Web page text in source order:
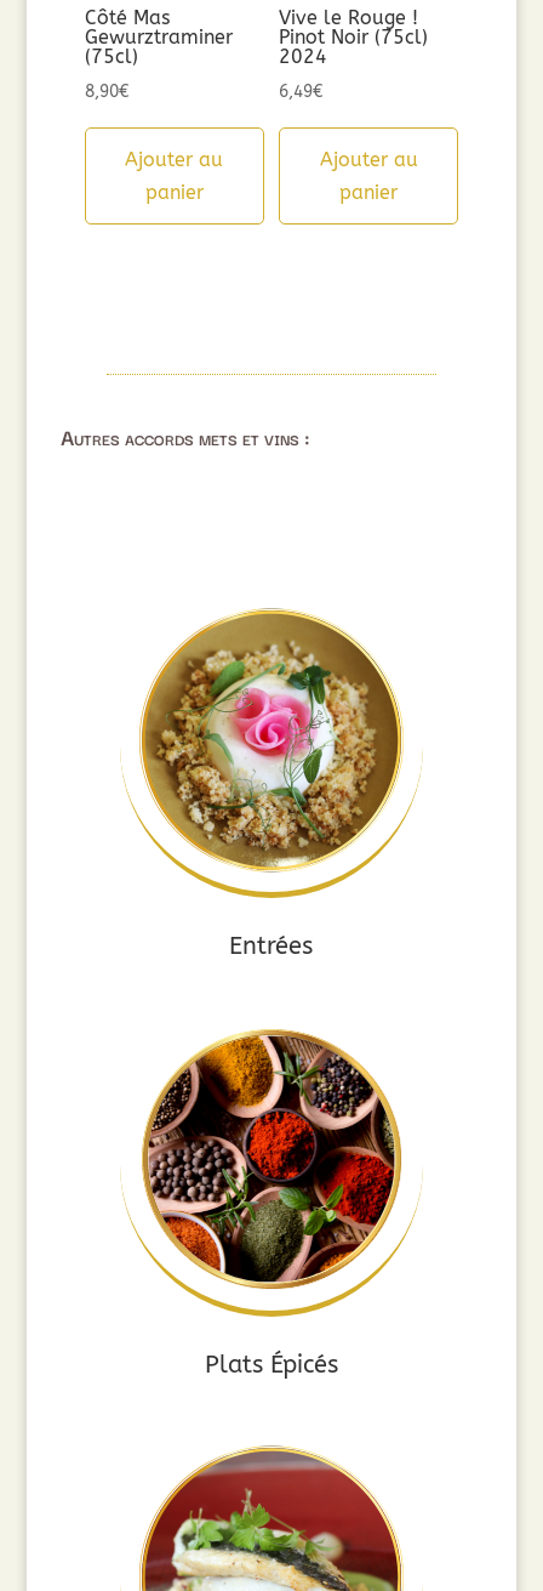
Côté Mas
Gewurztraminer
(75cl)
8,90€
Ajouter au
panier
Vive le Rouge !
Pinot Noir (75cl)
2024
6,49€
Ajouter au
panier
Autres accords mets et vins :
Entrées
Plats Épicés